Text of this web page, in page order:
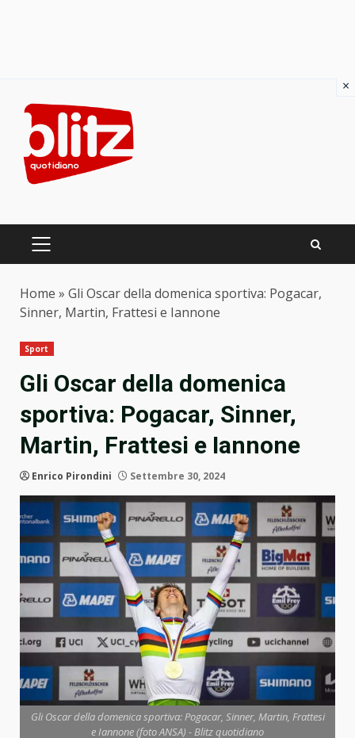
content
PRIMARY
Home » Gli Oscar della domenica sportiva: Pogacar,
Sinner, Martin, Frattesi e Iannone
Sport
Gli Oscar della domenica
sportiva: Pogacar, Sinner,
Martin, Frattesi e Iannone
Enrico Pirondini Settembre 30, 2024
Gli Oscar della domenica sportiva: Pogacar, Sinner, Martin, Frattesi
e Iannone (foto ANSA) - Blitz quotidiano
×